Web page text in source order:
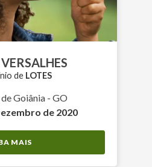
de LOTES
Goiânia - GO
de 2020
MAIS